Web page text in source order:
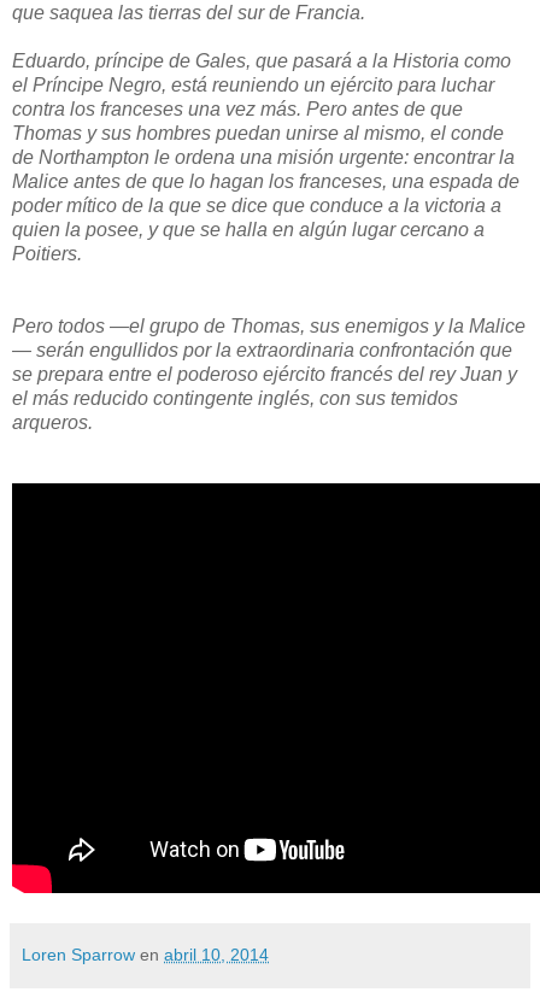
que saquea las tierras del sur de Francia.
Eduardo, príncipe de Gales, que pasará a la Historia como
el Príncipe Negro, está reuniendo un ejército para luchar
contra los franceses una vez más. Pero antes de que
Thomas y sus hombres puedan unirse al mismo, el conde
de Northampton le ordena una misión urgente: encontrar la
Malice antes de que lo hagan los franceses, una espada de
poder mítico de la que se dice que conduce a la victoria a
quien la posee, y que se halla en algún lugar cercano a
Poitiers.
Pero todos —el grupo de Thomas, sus enemigos y la Malice
— serán engullidos por la extraordinaria confrontación que
se prepara entre el poderoso ejército francés del rey Juan y
el más reducido contingente inglés, con sus temidos
arqueros.
Loren Sparrow en abril 10, 2014